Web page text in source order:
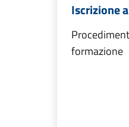
Iscrizione
formazione